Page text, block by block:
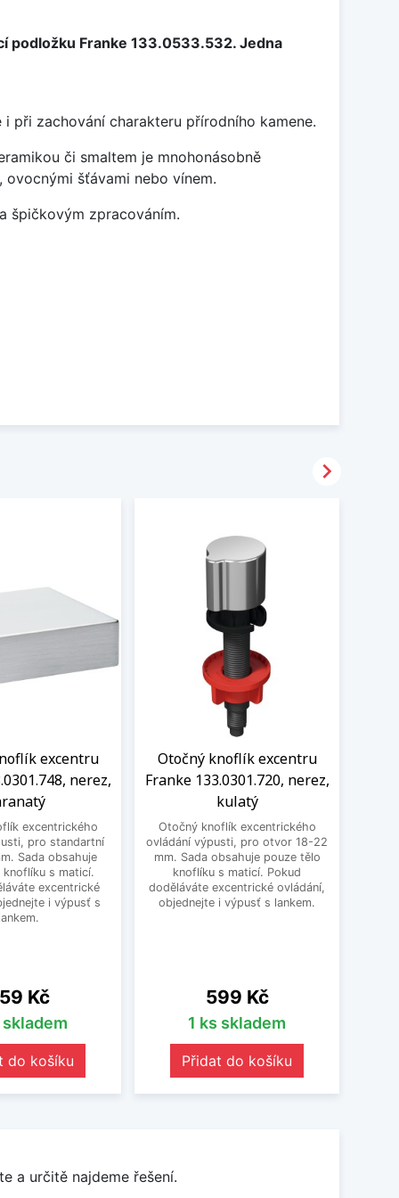
podložku Franke 133.0533.532. Jedna
při zachování charakteru přírodního kamene.
či smaltem je mnohonásobně
šťávami nebo vínem.
špičkovým zpracováním.
excentru
nerez,
excentrického
pro standartní
Sada obsahuje
knoflíku s maticí.
excentrické
i výpusť s
lankem.
Kč
skladem
do košíku
Otočný knoflík excentru
Franke 133.0301.720, nerez,
kulatý
Otočný knoflík excentrického
ovládání výpusti, pro otvor 18-22
mm. Sada obsahuje pouze tělo
knoflíku s maticí. Pokud
doděláváte excentrické ovládání,
objednejte i výpusť s lankem.
Cena
599 Kč
1 ks skladem
Přidat do košíku

a určitě najdeme řešení.